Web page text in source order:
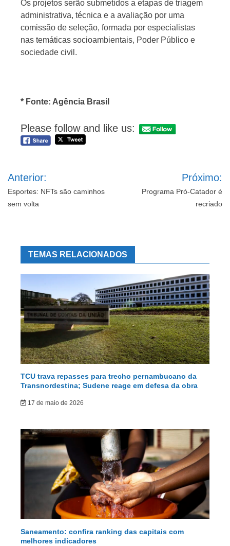
Os projetos serão submetidos a etapas de triagem
administrativa, técnica e a avaliação por uma
comissão de seleção, formada por especialistas
nas temáticas socioambientais, Poder Público e
sociedade civil.
* Fonte: Agência Brasil
Please follow and like us:
de
Post
Anterior:
Esportes: NFTs são caminhos
sem volta
Próximo:
Programa Pró-Catador é
recriado
TEMAS RELACIONADOS
TCU trava repasses para trecho pernambucano da
Transnordestina; Sudene reage em defesa da obra
17 de maio de 2026
Saneamento: confira ranking das capitais com
melhores indicadores